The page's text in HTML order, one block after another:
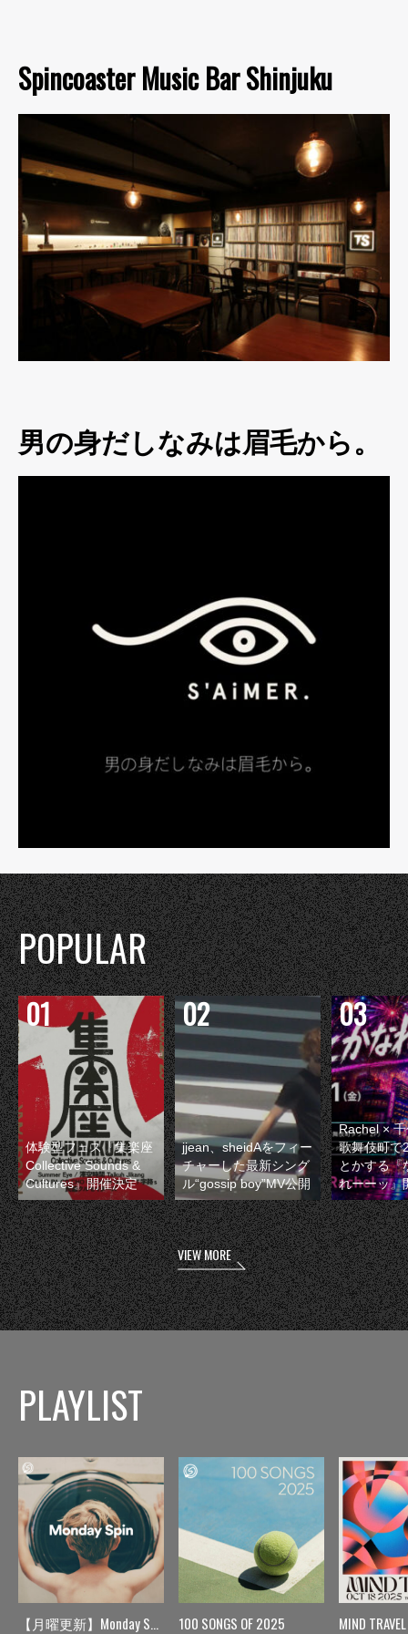
Spincoaster Music Bar Shinjuku
男の身だしなみは眉毛から。
POPULAR
体験型フェス『集楽座
Collective Sounds &
Cultures』開催決定
jjean、sheidAをフィー
チャーした最新シング
ル“gossip boy”MV公開
Rachel ×
歌舞伎町で
とかする『
れーーッ』
VIEW MORE
PLAYLIST
【月曜更新】Monday Spin 100 SONGS OF 2025 MIND TRAVEL